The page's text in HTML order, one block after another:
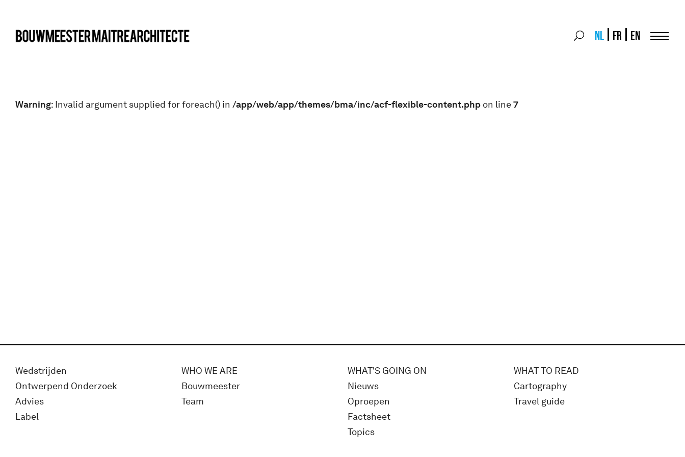
Search
Search
NL FR EN
Warning: Invalid argument supplied for foreach() in /app/web/app/themes/bma/inc/acf-flexible-content.php on line7
Wedstrijden
Ontwerpend Onderzoek
Advies
Label
WHO WE ARE
Bouwmeester
Team
WHAT'S GOING ON
Nieuws
Oproepen
Factsheet
Topics
WHAT TO READ
Cartography
Travel guide